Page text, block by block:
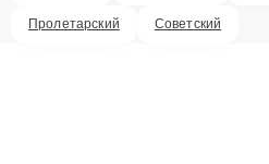
Пролетарский Советский